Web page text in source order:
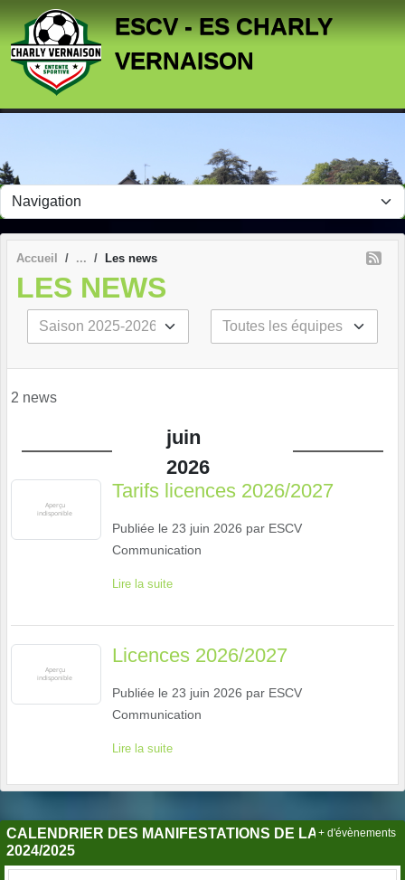
ESCV - ES CHARLY
VERNAISON
Accueil Les news
LES NEWS
2 news
juin
2026
Tarifs licences 2026/2027
Publiée le 23 juin 2026 par ESCV
Communication
Lire la suite
Licences 2026/2027
Publiée le 23 juin 2026 par ESCV
Communication
Lire la suite
CALENDRIER DES MANIFESTATIONS DE LA SAISON
2024/2025
+ d'évènements
Panneau de gestion des cookies